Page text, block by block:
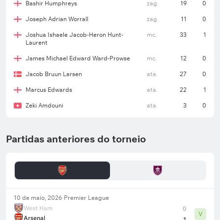
Cullen (lesionados).
Bashir Humphreys zag. 19 0
Joseph Adrian Worrall zag. 11 0
Joshua Ishaele Jacob-Heron Hunt-
Laurent
mc. 33 1
James Michael Edward Ward-Prowse mc. 12 0
Jacob Bruun Larsen ata. 27 0
Marcus Edwards ata. 22 1
Zeki Amdouni ata. 3 0
Partidas anteriores do torneio
10 de maio, 2026 Premier League
West Ham
Arsenal
0
V